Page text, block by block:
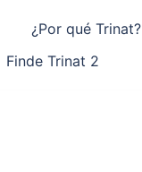
¿Por qué Trinat?
Finde Trinat 2